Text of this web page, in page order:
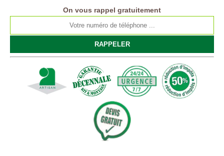
On vous rappel gratuitement